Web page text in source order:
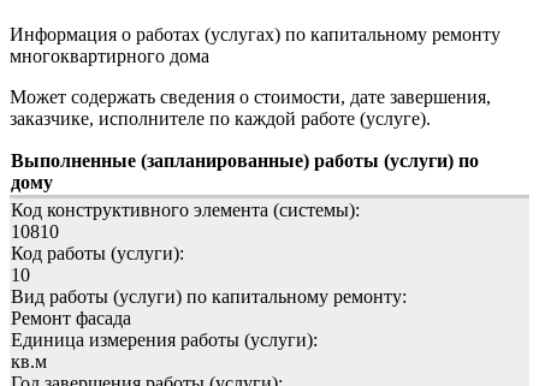
Информация о работах (услугах) по капитальному ремонту
многоквартирного дома
Может содержать сведения о стоимости, дате завершения,
заказчике, исполнителе по каждой работе (услуге).
Выполненные (запланированные) работы (услуги) по
дому
Код конструктивного элемента (системы):
10810
Код работы (услуги):
10
Вид работы (услуги) по капитальному ремонту:
Ремонт фасада
Единица измерения работы (услуги):
кв.м